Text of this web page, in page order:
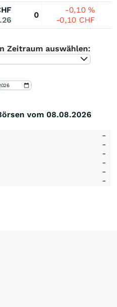
0
-0,10%
-0,10 CHF
Zeitraum auswählen:
vom 08.08.2026
-
-
-
-
-
-